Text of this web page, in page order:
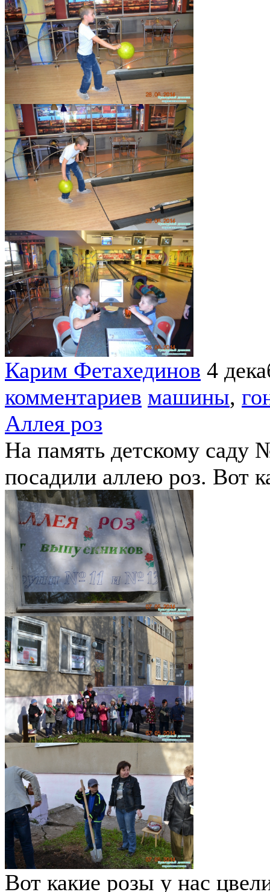
Карим Фетахединов 4
комментариев машины,
Аллея роз
На память детскому саду
посадили аллею роз. Вот
Вот какие розы у нас